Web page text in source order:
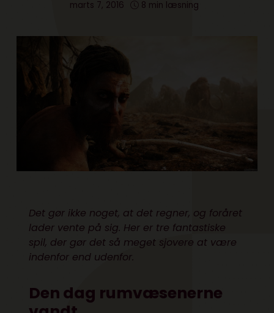
marts 7, 2016 8 min læsning
Det gør ikke noget, at det regner, og foråret
lader vente på sig. Her er tre fantastiske
spil, der gør det så meget sjovere at være
indenfor end udenfor.
Den dag rumvæsenerne